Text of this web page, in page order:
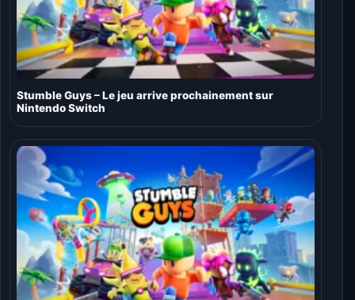
Stumble Guys – Le jeu arrive prochainement sur
Nintendo Switch